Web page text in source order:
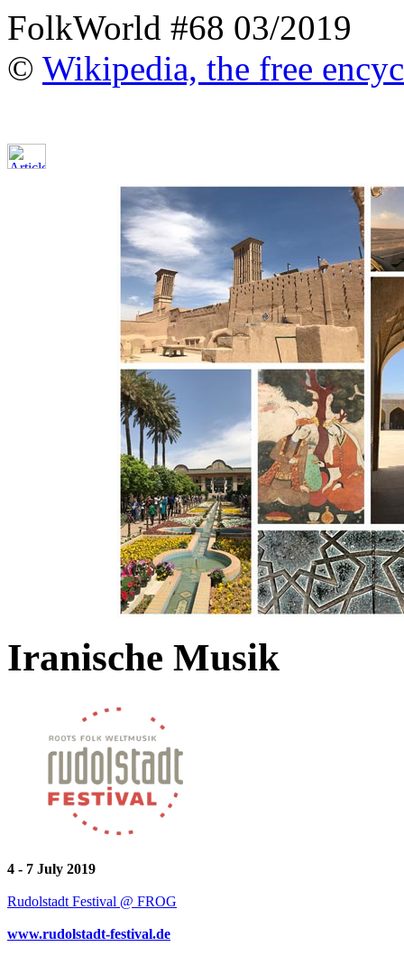
FolkWorld #68 03/2019
© Wikipedia, the free
Iranische Musik
4 - 7 July 2019
Rudolstadt Festival @ FROG
www.rudolstadt-festival.de